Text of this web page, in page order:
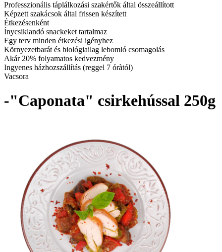
Professzionális táplálkozási szakértők által összeállított
Képzett szakácsok által frissen készített
Étkezésenként
Ínycsiklandó snackeket tartalmaz
Egy terv minden étkezési igényhez
Környezetbarát és biológiailag lebomló csomagolás
Akár 20% folyamatos kedvezmény
Ingyenes házhozszállítás (reggel 7 óràtól)
Vacsora
-"Caponata" csirkehússal 250g